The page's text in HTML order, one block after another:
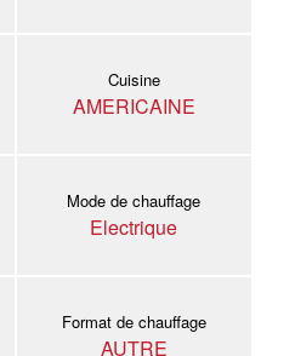
Cuisine
AMERICAINE
Mode de chauffage
Electrique
Format de chauffage
AUTRE